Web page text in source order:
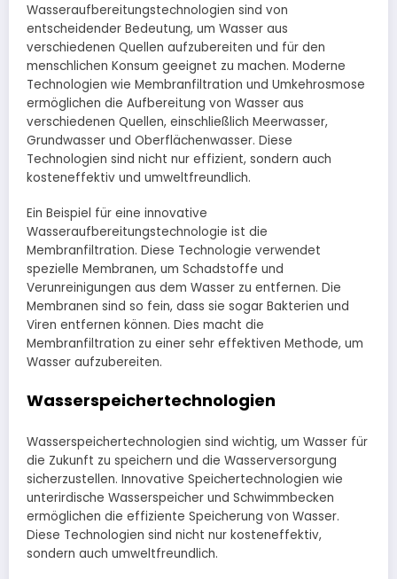
Wasseraufbereitungstechnologien sind von
entscheidender Bedeutung, um Wasser aus
verschiedenen Quellen aufzubereiten und für den
menschlichen Konsum geeignet zu machen. Moderne
Technologien wie Membranfiltration und Umkehrosmose
ermöglichen die Aufbereitung von Wasser aus
verschiedenen Quellen, einschließlich Meerwasser,
Grundwasser und Oberflächenwasser. Diese
Technologien sind nicht nur effizient, sondern auch
kosteneffektiv und umweltfreundlich.
Ein Beispiel für eine innovative
Wasseraufbereitungstechnologie ist die
Membranfiltration. Diese Technologie verwendet
spezielle Membranen, um Schadstoffe und
Verunreinigungen aus dem Wasser zu entfernen. Die
Membranen sind so fein, dass sie sogar Bakterien und
Viren entfernen können. Dies macht die
Membranfiltration zu einer sehr effektiven Methode, um
Wasser aufzubereiten.
Wasserspeichertechnologien
Wasserspeichertechnologien sind wichtig, um Wasser für
die Zukunft zu speichern und die Wasserversorgung
sicherzustellen. Innovative Speichertechnologien wie
unterirdische Wasserspeicher und Schwimmbecken
ermöglichen die effiziente Speicherung von Wasser.
Diese Technologien sind nicht nur kosteneffektiv,
sondern auch umweltfreundlich.